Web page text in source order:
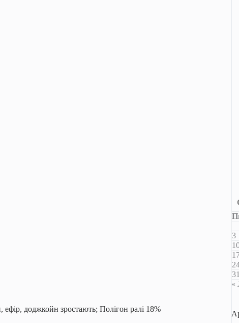
ефір, доджкойн зростають; Полігон ралі 18%
3
31
«